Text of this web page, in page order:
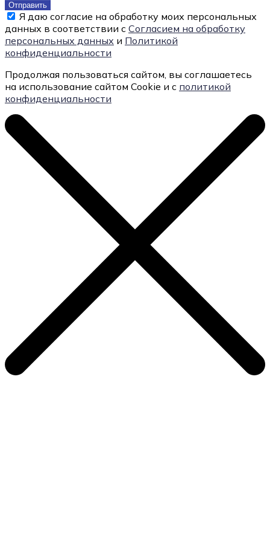
Отправить
Я даю согласие на обработку моих персональных
данных в соответствии с Согласием на обработку
персональных данных и Политикой
конфиденциальности
Продолжая пользоваться сайтом, вы соглашаетесь
на использование сайтом Cookie и с политикой
конфиденциальности